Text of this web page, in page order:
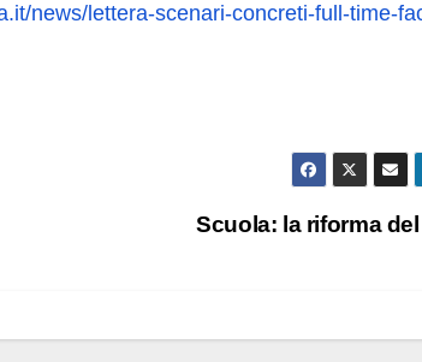
news/lettera-scenari-concreti-full-time-
Scuola: la riforma